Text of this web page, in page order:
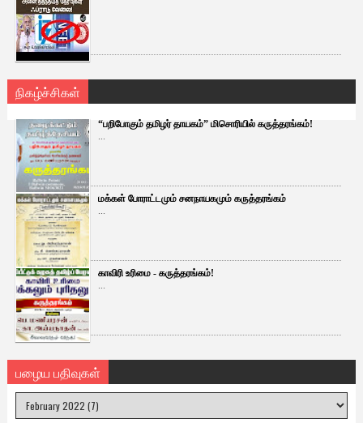
நிகழ்ச்சிகள்
“பறிபோகும் தமிழர் தாயகம்” மிசொரியில் கருத்தரங்கம்!
...
மக்கள் போராட்டமும் சனநாயகமும் கருத்தரங்கம்
...
காவிரி உரிமை - கருத்தரங்கம்!
...
பழைய பதிவுகள்